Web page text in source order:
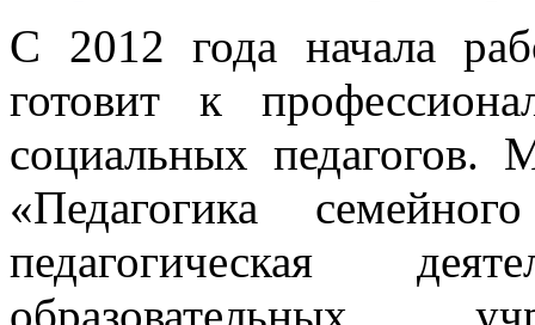
С 2012 года начала
готовит к
социальных
«Педагогика
педагогическая
образовательных